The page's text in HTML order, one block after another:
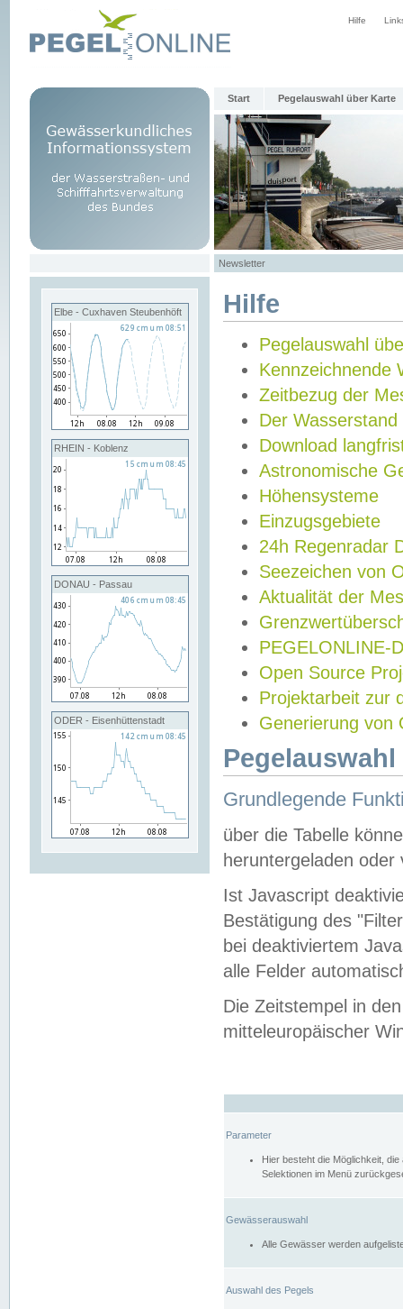
Hilfe
Start Pegelauswahl über Karte
Newsletter
Elbe - Cuxhaven Steubenhöft
RHEIN - Koblenz
DONAU - Passau
ODER - Eisenhüttenstadt
Hilfe
Pegelauswahl
Kennzeichnende
Zeitbezug der
Der Wasserstand
Download
Astronomische
Höhensysteme
Einzugsgebiete
24h Regenradar
Seezeichen von
Aktualität der
PEGELONLINE-
Open Source
Projektarbeit zur
Generierung von
Grundlegende
über die Tabelle
heruntergeladen oder
Ist Javascript
Bestätigung des
bei deaktiviertem
alle Felder
Die Zeitstempel in
mitteleuropäischer
Parameter
Hier besteht die Möglichkeit,
Selektionen im Menü
Gewässerauswahl
Alle Gewässer werden
Auswahl des Pegels